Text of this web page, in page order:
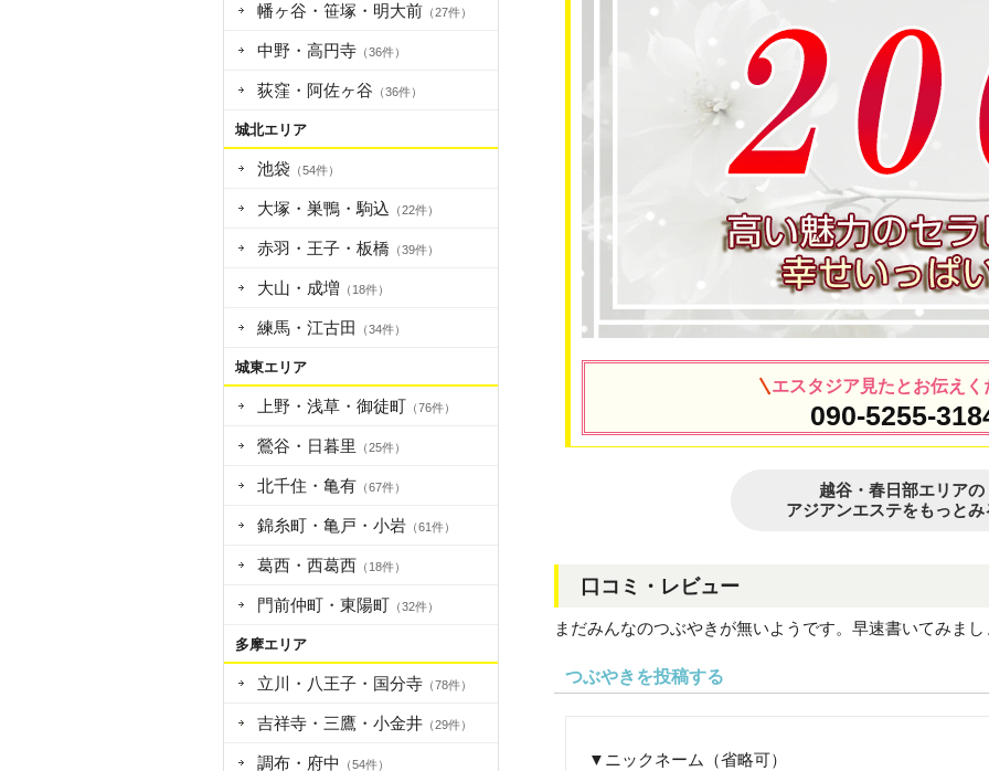
エスタジア見たとお伝えく
090-5255-
越谷・春日部エリアの
アジアンエステをもっとみ
口コミ・レビュー
まだみんなのつぶやきが無いようです。早速書いてみまし
つぶやきを投稿する
ニックネーム（省略可）
幡ヶ谷・笹塚・明大前 （27件）
中野・高円寺 （36件）
荻窪・阿佐ヶ谷 （36件）
城北エリア
池袋 （54件）
大塚・巣鴨・駒込 （22件）
赤羽・王子・板橋 （39件）
大山・成増 （18件）
練馬・江古田 （34件）
城東エリア
上野・浅草・御徒町 （76件）
鶯谷・日暮里 （25件）
北千住・亀有 （67件）
錦糸町・亀戸・小岩 （61件）
葛西・西葛西 （18件）
門前仲町・東陽町 （32件）
多摩エリア
立川・八王子・国分寺 （78件）
吉祥寺・三鷹・小金井 （29件）
調布・府中 （54件）